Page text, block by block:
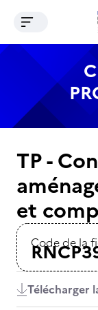
ContenuOuvrir le
TP -
et
Code de la
Télécharger